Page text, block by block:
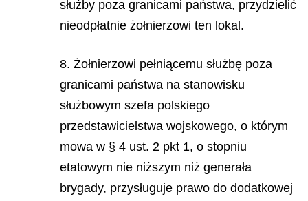
służby poza granicami państwa, przydzielić
nieodpłatnie żołnierzowi ten lokal.
8. Żołnierzowi pełniącemu służbę poza
granicami państwa na stanowisku
służbowym szefa polskiego
przedstawicielstwa wojskowego, o którym
mowa w § 4 ust. 2 pkt 1, o stopniu
etatowym nie niższym niż generała
brygady, przysługuje prawo do dodatkowej